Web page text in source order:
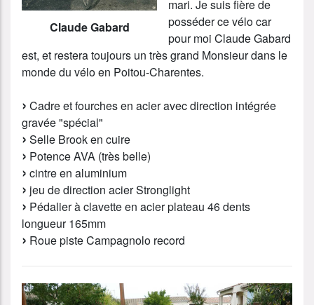
Claude Gabard
mari. Je suis fière de
posséder ce vélo car
pour moi Claude Gabard
est, et restera toujours un très grand Monsieur dans le
monde du vélo en Poitou-Charentes.
Cadre et fourches en acier avec direction intégrée
gravée "spécial"
Selle Brook en cuire
Potence AVA (très belle)
cintre en aluminium
jeu de direction acier Stronglight
Pédalier à clavette en acier plateau 46 dents
longueur 165mm
Roue piste Campagnolo record